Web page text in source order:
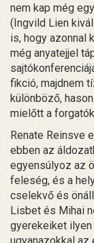
nem kap még
(Ingvild Lien
is, hogy azonnal
még anyatejjel
fikció, majdnem
különböző,
mielőtt a
Renate Reinsve
ebben az
egyensúlyoz az
feleség, és a
cselekvő és
Lisbet és Mihai
gyerekeiket